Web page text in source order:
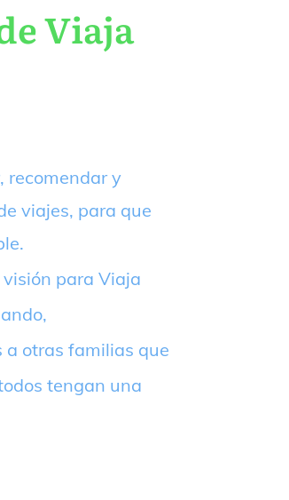
Viaja
recomendar y
viajes, para que
para Viaja
a otras familias que
tengan una